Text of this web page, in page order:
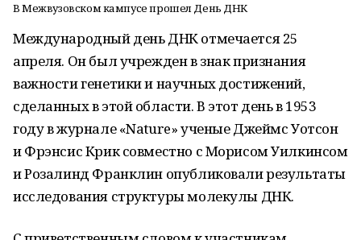
В Межвузовском кампусе прошел День ДНК
Международный день ДНК отмечается 25
апреля. Он был учрежден в знак признания
важности генетики и научных достижений,
сделанных в этой области. В этот день в 1953
году в журнале «Nature» ученые Джеймс Уотсон
и Фрэнсис Крик совместно с Морисом Уилкинсом
и Розалинд Франклин опубликовали результаты
исследования структуры молекулы ДНК.